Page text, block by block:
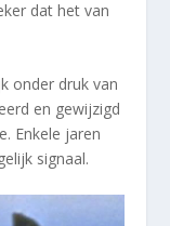
dat het van
onder druk van
en gewijzigd
Enkele jaren
signaal.